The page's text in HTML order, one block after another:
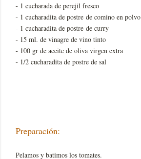
- 1 cucharada de perejil fresco
- 1 cucharadita de postre de comino en polvo
- 1 cucharadita de postre de curry
- 15 ml. de vinagre de vino tinto
- 100 gr de aceite de oliva virgen extra
- 1/2 cucharadita de postre de sal
Preparación:
Pelamos y batimos los tomates.